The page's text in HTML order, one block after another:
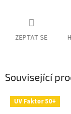
ZEPTAT SE
Související
UV Faktor 50+